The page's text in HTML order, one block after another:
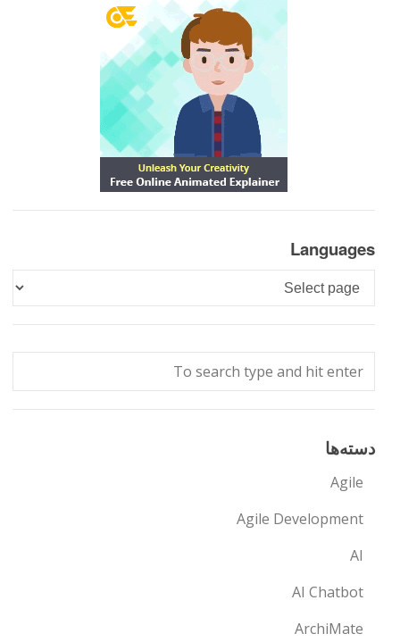
Languages
Languages
دسته‌ها
Agile
Agile Development
AI
AI Chatbot
ArchiMate